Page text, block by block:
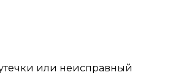
или неисправный